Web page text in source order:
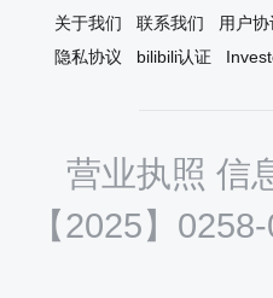
分人都忽视了（主要声音有点小，
都被主角说话给盖住了），其实仔
幻书院能继续
关于我们 联系我们 用户协
隐私协议
bilibili认证
营业执照 信
【2025】